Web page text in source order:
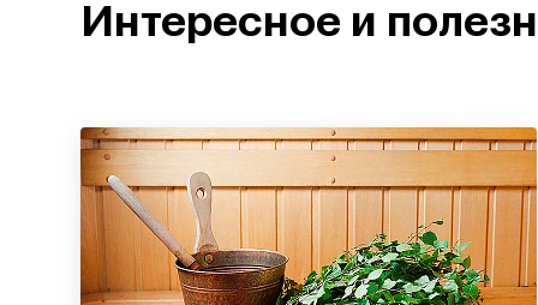
Интересное и